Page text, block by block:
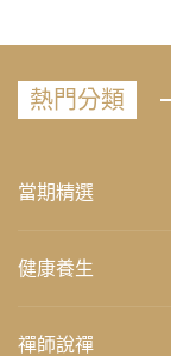
熱門分類
當期精選
健康養生
禪師說禪